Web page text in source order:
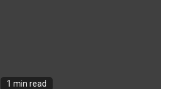
1 min read